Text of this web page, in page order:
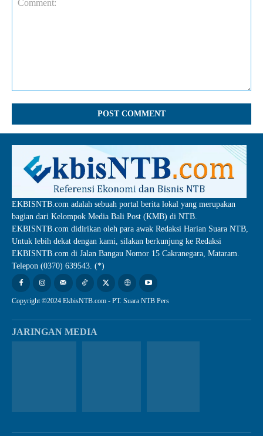
EKBISNTB.com adalah sebuah portal berita lokal yang merupakan
bagian dari Kelompok Media Bali Post (KMB) di NTB.
EKBISNTB.com didirikan oleh para awak Redaksi Harian Suara NTB,
Untuk lebih dekat dengan kami, silakan berkunjung ke Redaksi
EKBISNTB.com di Jalan Bangau Nomor 15 Cakranegara, Mataram.
Telepon (0370) 639543. (*)
Copyright ©2024 EkbisNTB.com - PT. Suara NTB Pers
JARINGAN MEDIA